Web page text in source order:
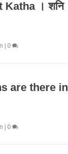
Katha । शनि
0
are there in
0